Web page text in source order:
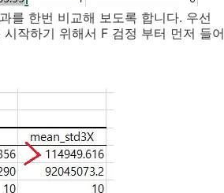
를 한번 비교해 보도록 합니다. 우선
작하기 위해서 F 검정 부터 먼저 들어